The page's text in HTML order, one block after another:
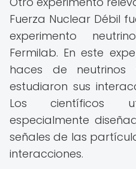
Fuerza Nuclear Débil
experimento
Fermilab. En este
haces de
estudiaron sus
Los científicos
especialmente
señales de las
interacciones.